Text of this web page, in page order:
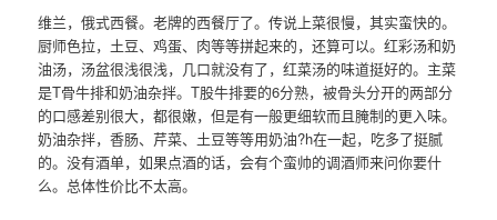
维兰，俄式西餐。老牌的西餐厅了。传说上菜很慢，其实蛮快的。
厨师色拉，土豆、鸡蛋、肉等等拼起来的，还算可以。红彩汤和奶
油汤，汤盆很浅很浅，几口就没有了，红菜汤的味道挺好的。主菜
是T骨牛排和奶油杂拌。T股牛排要的6分熟，被骨头分开的两部分
的口感差别很大，都很嫩，但是有一般更细软而且腌制的更入味。
奶油杂拌，香肠、芹菜、土豆等等用奶油?h在一起，吃多了挺腻
的。没有酒单，如果点酒的话，会有个蛮帅的调酒师来问你要什
么。总体性价比不太高。